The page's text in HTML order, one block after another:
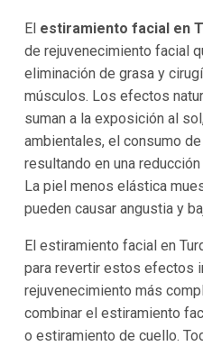
El estiramiento facial en
de rejuvenecimiento facial
eliminación de grasa y
músculos. Los efectos
suman a la exposición al
ambientales, el consumo
resultando en una
La piel menos elástica
pueden causar angustia y
El estiramiento facial en
para revertir estos efectos
rejuvenecimiento más
combinar el estiramiento
o estiramiento de cuello.